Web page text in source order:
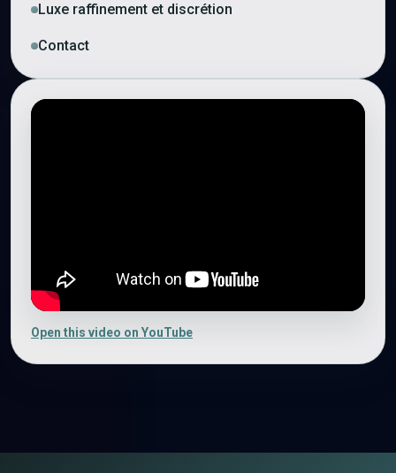
Luxe raffinement et discrétion
Contact
Open this video on YouTube